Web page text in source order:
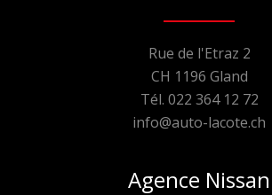
Rue de l'Etraz 2
CH 1196 Gland
Tél. 022 364 12 72
info@auto-lacote.ch
Agence Nissan